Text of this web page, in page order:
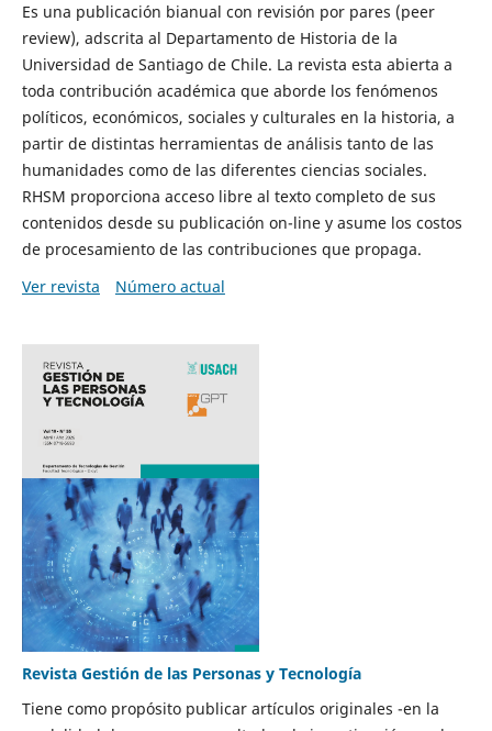
Es una publicación bianual con revisión por pares (peer
review), adscrita al Departamento de Historia de la
Universidad de Santiago de Chile. La revista esta abierta a
toda contribución académica que aborde los fenómenos
políticos, económicos, sociales y culturales en la historia, a
partir de distintas herramientas de análisis tanto de las
humanidades como de las diferentes ciencias sociales.
RHSM proporciona acceso libre al texto completo de sus
contenidos desde su publicación on-line y asume los costos
de procesamiento de las contribuciones que propaga.
Ver revista
Número actual
Revista Gestión de las Personas y Tecnología
Tiene como propósito publicar artículos originales -en la